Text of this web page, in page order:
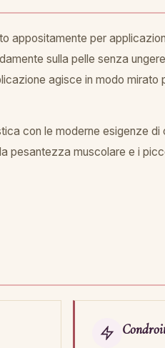
per
sulla pelle senza
agisce in modo mirato
con le moderne esigenze
muscolare e i